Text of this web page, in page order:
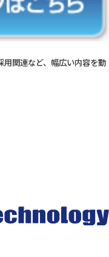
関連など、幅広い内容を動